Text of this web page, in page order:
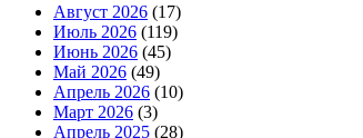
Август 2026 (17)
Июль 2026 (119)
Июнь 2026 (45)
Май 2026 (49)
Апрель 2026 (10)
Март 2026 (3)
Апрель 2025 (28)